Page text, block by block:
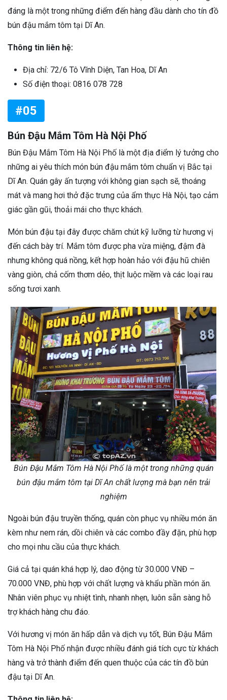
đáng là một trong những điểm đến hàng đầu dành cho tín đồ
bún đậu mắm tôm tại Dĩ An.
Thông tin liên hệ:
Địa chỉ: 72/6 Tô Vĩnh Diện, Tan Hoa, Dĩ An
Số điện thoại: 0816 078 728
#05
Bún Đậu Mắm Tôm Hà Nội Phố
Bún Đậu Mắm Tôm Hà Nội Phố là một địa điểm lý tưởng cho
những ai yêu thích món bún đậu mắm tôm chuẩn vị Bắc tại
Dĩ An. Quán gây ấn tượng với không gian sạch sẽ, thoáng
mát và mang hơi thở đặc trưng của ẩm thực Hà Nội, tạo cảm
giác gần gũi, thoải mái cho thực khách.
Món bún đậu tại đây được chăm chút kỹ lưỡng từ hương vị
đến cách bày trí. Mắm tôm được pha vừa miệng, đậm đà
nhưng không quá nồng, kết hợp hoàn hảo với đậu hũ chiên
vàng giòn, chả cốm thơm dẻo, thịt luộc mềm và các loại rau
sống tươi xanh.
Bún Đậu Mắm Tôm Hà Nội Phố là một trong những quán
bún đậu mắm tôm tại Dĩ An chất lượng mà bạn nên trải
nghiệm
Ngoài bún đậu truyền thống, quán còn phục vụ nhiều món ăn
kèm như nem rán, dồi chiên và các combo đầy đặn, phù hợp
cho mọi nhu cầu của thực khách.
Giá cả tại quán khá hợp lý, dao động từ 30.000 VNĐ –
70.000 VNĐ, phù hợp với chất lượng và khẩu phần món ăn.
Nhân viên phục vụ nhiệt tình, nhanh nhẹn, luôn sẵn sàng hỗ
trợ khách hàng chu đáo.
Với hương vị món ăn hấp dẫn và dịch vụ tốt, Bún Đậu Mắm
Tôm Hà Nội Phố nhận được nhiều đánh giá tích cực từ khách
hàng và trở thành điểm đến quen thuộc của các tín đồ bún
đậu tại Dĩ An.